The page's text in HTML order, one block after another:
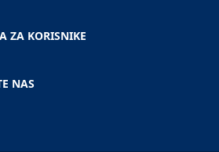
ZA KORISNIKE
NAS